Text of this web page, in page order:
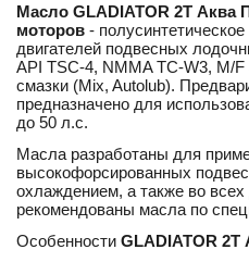
Масло GLADIATOR 2Т Аква
моторов -
двигателей подвесных
API TSC-4, NMMA TC-W3, M/
смазки (Mix, Autolub).
предназначено для
до 50 л.с.
Масла разработаны для
высокофорсированных
охлаждением, а также во
рекомендованы масла по
Особенности GLADIATOR